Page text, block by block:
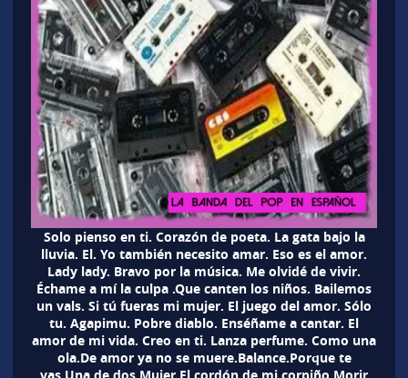
Solo pienso en ti. Corazón de poeta. La gata bajo la
lluvia. El. Yo también necesito amar. Eso es el amor.
Lady lady. Bravo por la música. Me olvidé de vivir.
Échame a mí la culpa .Que canten los niños. Bailemos
un vals. Si tú fueras mi mujer. El juego del amor. Sólo
tu. Agapimu. Pobre diablo. Enséñame a cantar. El
amor de mi vida. Creo en ti. Lanza perfume. Como una
ola.De amor ya no se muere.Balance.Porque te